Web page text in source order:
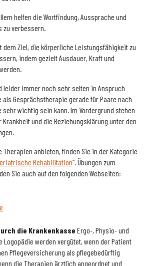
helfen die Wortfindung, Aussprache und
verbessern.
dem Ziel, die körperliche Leistungsfähigkeit zu
indem gezielt Ausdauer, Kraft und
leider immer noch sehr selten in Anspruch
als Gesprächstherapie gerade für Paare nach
sehr wichtig sein kann. Im Vordergrund stehen
Krankheit und die Beziehungsklärung unter den
anbieten, finden Sie in der Kategorie
Rehabilitation“. Übungen zum
Sie auch auf den folgenden Webseiten:
die Krankenkasse Ergo-, Physio- und
Logopädie werden vergütet, wenn der Patient
Pflegeversicherung als pflegebedürftig
die Therapien ärztlich angeordnet und